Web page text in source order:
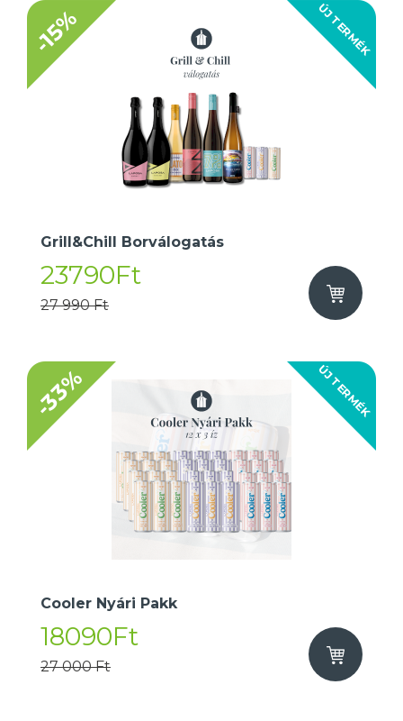
ÚJ TERMÉK
-15%
Grill&Chill Borválogatás
23790Ft
27 990 Ft
ÚJ TERMÉK
-33%
Cooler Nyári Pakk
18090Ft
27 000 Ft